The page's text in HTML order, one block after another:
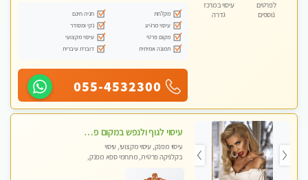
לפרטים
נוספים
עיסוי במרכז
גדרה
מקלחת
חניה חינם
עיסוי מרגיע
נקי ומסודר
מקום פרטי
עיסוי מקצועי
תמונה אמיתית
דוברת עיברית
055-4532300
עיסוי לגוף ולנפש במקום פרטי ואיכותי
עיסוי מפנק, עיסוי מקצועי, עיסוי
בקלניקה פרטית, מתחמי ספא מפנק,